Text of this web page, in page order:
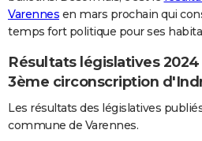
FORUM
Bricolage
Lifestyle
Culture
Sport
Auto
Television
Voyage
Cinema
Varennes en mars prochain qui
temps fort politique pour ses
Résultats législatives 2024
3ème circonscription
Les résultats des législatives
commune de Varennes.